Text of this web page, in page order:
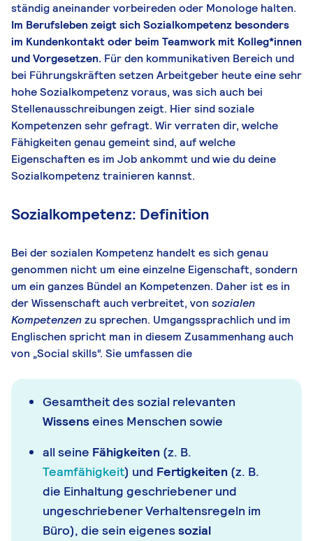
ständig aneinander vorbeireden oder Monologe halten.
Im Berufsleben zeigt sich Sozialkompetenz besonders
im Kundenkontakt oder beim Teamwork mit Kolleg*innen
und Vorgesetzen. Für den kommunikativen Bereich und
bei Führungskräften setzen Arbeitgeber heute eine sehr
hohe Sozialkompetenz voraus, was sich auch bei
Stellenausschreibungen zeigt. Hier sind soziale
Kompetenzen sehr gefragt. Wir verraten dir, welche
Fähigkeiten genau gemeint sind, auf welche
Eigenschaften es im Job ankommt und wie du deine
Sozialkompetenz trainieren kannst.
Sozialkompetenz: Definition
Bei der sozialen Kompetenz handelt es sich genau
genommen nicht um eine einzelne Eigenschaft, sondern
um ein ganzes Bündel an Kompetenzen. Daher ist es in
der Wissenschaft auch verbreitet, von sozialen
Kompetenzenzu sprechen. Umgangssprachlich und im
Englischen spricht man in diesem Zusammenhang auch
von „Social skills“. Sie umfassen die
Gesamtheit des sozial relevanten
Wissenseines Menschen sowie
all seine Fähigkeiten(z. B.
Teamfähigkeit) und Fertigkeiten(z. B.
die Einhaltung geschriebener und
ungeschriebener Verhaltensregeln im
Büro), die sein eigenessozial